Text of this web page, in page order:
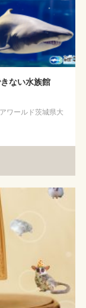
ない水族館
ワールド茨城県大